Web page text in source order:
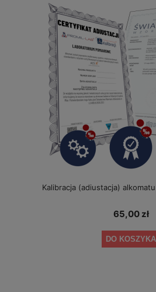
Kalibracja (adiustacja)
65,00 zł
DO KOSZYKA